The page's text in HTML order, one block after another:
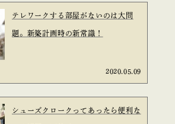
テレワークする部屋がないのは大問
題。新築計画時の新常識！
2020.05.09
シューズクロークってあったら便利な